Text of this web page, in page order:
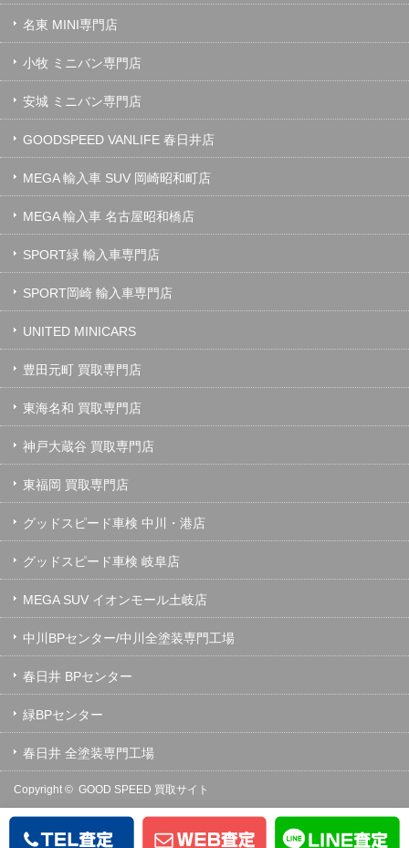
名東 MINI専門店
小牧 ミニバン専門店
安城 ミニバン専門店
GOODSPEED VANLIFE 春日井店
MEGA 輸入車 SUV 岡崎昭和町店
MEGA 輸入車 名古屋昭和橋店
SPORT緑 輸入車専門店
SPORT岡崎 輸入車専門店
UNITED MINICARS
豊田元町 買取専門店
東海名和 買取専門店
神戸大蔵谷 買取専門店
東福岡 買取専門店
グッドスピード車検 中川・港店
グッドスピード車検 岐阜店
MEGA SUV イオンモール土岐店
中川BPセンター/中川全塗装専門工場
春日井 BPセンター
緑BPセンター
春日井 全塗装専門工場
Copyright © GOOD SPEED 買取サイト